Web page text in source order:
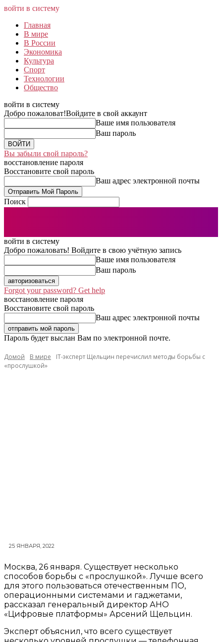
войти в систему
Главная
В мире
В России
Экономика
Культура
Спорт
Технологии
Общество
войти в систему
Добро пожаловат!Войдите в свой аккаунт
Ваше имя пользователя
Ваш пароль
Вы забыли свой пароль?
восстановление пароля
Восстановите свой пароль
Ваш адрес электронной почты
Поиск
войти в систему
Добро пожаловать! Войдите в свою учётную запись
Ваше имя пользователя
Ваш пароль
Forgot your password? Get help
восстановление пароля
Восстановите свой пароль
Ваш адрес электронной почты
Пароль будет выслан Вам по электронной почте.
Домой В мире
IT-эксперт Щельцин перечислил методы борьбы с
«прослушкой»
25 ЯНВАРЯ, 2022
Москва, 26 января. Существует несколько
способов борьбы с «прослушкой». Лучше всего
для этого пользоваться отечественным ПО,
операционными системами и гаджетами,
рассказал генеральный директор АНО
«Цифровые платформы» Арсений Щельцин.
Эксперт объяснил, что всего существует